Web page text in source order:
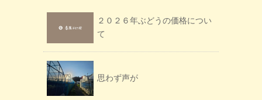
２０２６年ぶどうの価格につい
て
思わず声が